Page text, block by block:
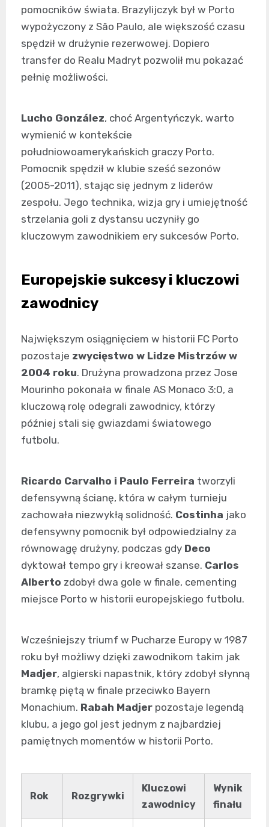
pomocników świata. Brazylijczyk był w Porto
wypożyczony z São Paulo, ale większość czasu
spędził w drużynie rezerwowej. Dopiero
transfer do Realu Madryt pozwolił mu pokazać
pełnię możliwości.
Lucho González, choć Argentyńczyk, warto
wymienić w kontekście
południowoamerykańskich graczy Porto.
Pomocnik spędził w klubie sześć sezonów
(2005-2011), stając się jednym z liderów
zespołu. Jego technika, wizja gry i umiejętność
strzelania goli z dystansu uczyniły go
kluczowym zawodnikiem ery sukcesów Porto.
Europejskie sukcesy i kluczowi
zawodnicy
Największym osiągnięciem w historii FC Porto
pozostaje zwycięstwo w Lidze Mistrzów w
2004 roku. Drużyna prowadzona przez Jose
Mourinho pokonała w finale AS Monaco 3:0, a
kluczową rolę odegrali zawodnicy, którzy
później stali się gwiazdami światowego
futbolu.
Ricardo Carvalho i Paulo Ferreira tworzyli
defensywną ścianę, która w całym turnieju
zachowała niezwykłą solidność. Costinha jako
defensywny pomocnik był odpowiedzialny za
równowagę drużyny, podczas gdy Deco
dyktował tempo gry i kreował szanse. Carlos
Alberto zdobył dwa gole w finale, cementing
miejsce Porto w historii europejskiego futbolu.
Wcześniejszy triumf w Pucharze Europy w 1987
roku był możliwy dzięki zawodnikom takim jak
Madjer, algierski napastnik, który zdobył słynną
bramkę piętą w finale przeciwko Bayern
Monachium. Rabah Madjer pozostaje legendą
klubu, a jego gol jest jednym z najbardziej
pamiętnych momentów w historii Porto.
Rok Rozgrywki
Kluczowi
zawodnicy
Wynik
finału